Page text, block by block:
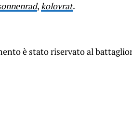
,kolovrat.
è stato riservato al